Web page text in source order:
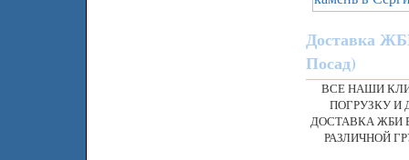
Доставка
Посад)
ВСЕ НАШИ
ПОГРУЗКУ И
ДОСТАВКА ЖБИ
РАЗЛИЧНОЙ